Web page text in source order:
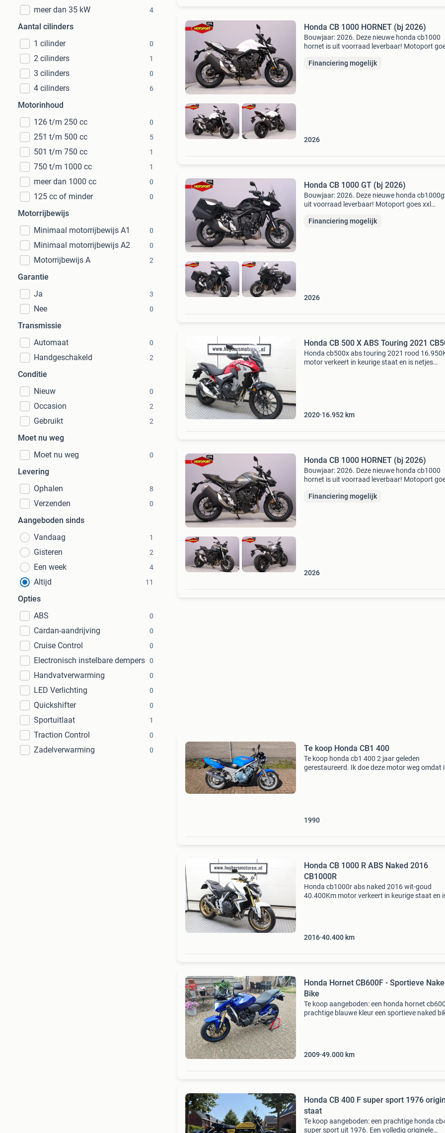
meer dan 35 kW 4
Aantal cilinders
1 cilinder
0
2 cilinders 1
3 cilinders 0
4 cilinders 6
Motorinhoud
126 t/m 250 cc
0
251 t/m 500 cc 5
501 t/m 750 cc 1
750 t/m 1000 cc 1
meer dan 1000 cc 0
125 cc of minder 0
Motorrijbewijs
Minimaal motorrijbewijs A1
0
Minimaal motorrijbewijs A2 0
Motorrijbewijs A 2
Garantie
Ja
3
Nee 0
Transmissie
Automaat
0
Handgeschakeld 2
Conditie
Nieuw
0
Occasion 2
Gebruikt 2
Moet nu weg
Moet nu weg
0
Levering
Ophalen
8
Verzenden 0
Aangeboden sinds
Vandaag
1
Gisteren 2
Een week 4
Altijd 11
Opties
ABS
0
Cardan-aandrijving 0
Cruise Control 0
Electronisch instelbare dempers 0
Handvatverwarming 0
LED Verlichting 0
Quickshifter 0
Sportuitlaat 1
Traction Control 0
Zadelverwarming 0
Honda CB 1000 HORNET (bj 2026)
Bouwjaar: 2026. Deze nieuwe honda cb1000
hornet is uit voorraad leverbaar! Motoport
verkoop@motoportgoes.nl nobelweg 4, 4462
Financiering mogelijk
2026
Honda CB 1000 GT (bj 2026)
Bouwjaar: 2026. Deze nieuwe honda
uit voorraad leverbaar! Motoport goes xxl
verkoop@motoportgoes.nl nobelweg 4, 4462
Financiering mogelijk
2026
Honda CB 500 X ABS Touring 2021
Honda cb500x abs touring 2021 rood
motor verkeert in keurige staat en is netjes
2020 16.952 km
Honda CB 1000 HORNET (bj 2026)
Bouwjaar: 2026. Deze nieuwe honda cb1000
hornet is uit voorraad leverbaar! Motoport
verkoop@motoportgoes.nl nobelweg 4, 4462
Financiering mogelijk
2026
Te koop Honda CB1 400
Te koop honda cb1 400 2 jaar geleden
gerestaureerd. Ik doe deze motor weg omdat
1990
Honda CB 1000 R ABS Naked 2016
CB1000R
Honda cb1000r abs naked 2016 wit-goud
40.400Km motor verkeert in keurige staat en
2016 40.400 km
Honda Hornet CB600F - Sportieve
Bike
Te koop aangeboden: een honda hornet
prachtige blauwe kleur een sportieve naked
2009 49.000 km
Honda CB 400 F super sport 1976
staat
Te koop aangeboden: een prachtige honda
super sport uit 1976. Een volledig originele